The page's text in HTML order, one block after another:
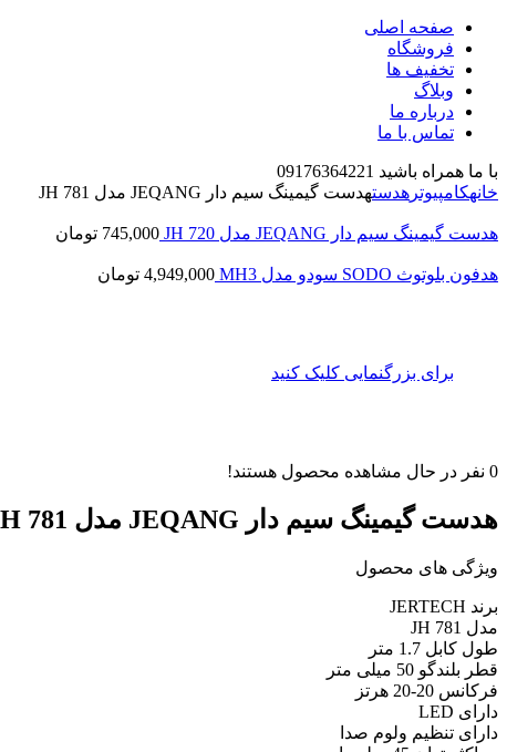
صفحه اصلی
فروشگاه
تخفیف ها
وبلاگ
درباره ما
تماس با ما
با ما همراه باشید 09176364221
خانهکامپیوتر هدستهدست گیمینگ سیم دار JEQANG مدل JH 781
هدست گیمینگ سیم دار JEQANG مدل JH 720 745,000 تومان
هدفون بلوتوث SODO سودو مدل MH3 4,949,000 تومان
برای بزرگنمایی کلیک کنید
0 نفر در حال مشاهده محصول هستند!
هدست گیمینگ سیم دار JEQANG مدل JH 781
ویژگی های محصول
برند JERTECH
مدل JH 781
طول کابل 1.7 متر
قطر بلندگو 50 میلی متر
فرکانس 20-20 هرتز
دارای LED
دارای تنظیم ولوم صدا